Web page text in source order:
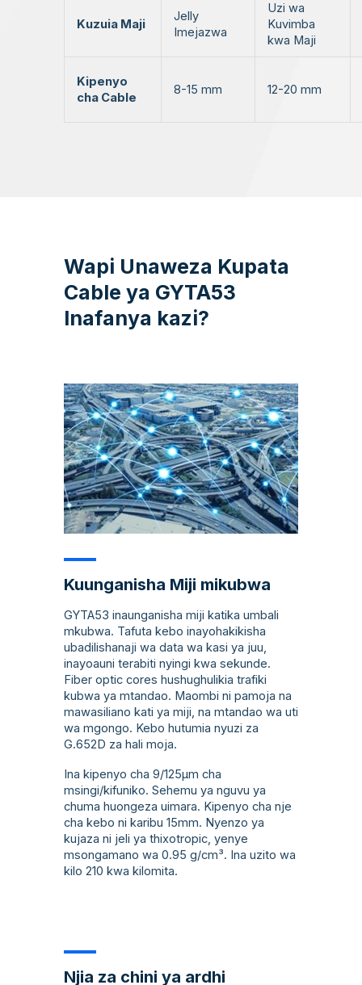
Kuzuia Maji
Jelly
Imejazwa
Uzi wa
Kuvimba
kwa Maji
Kipenyo
cha Cable
8-15 mm 12-20 mm
Wapi Unaweza Kupata
Cable ya GYTA53
Inafanya kazi?
Kuunganisha Miji mikubwa
GYTA53 inaunganisha miji katika umbali
mkubwa. Tafuta kebo inayohakikisha
ubadilishanaji wa data wa kasi ya juu,
inayoauni terabiti nyingi kwa sekunde.
Fiber optic cores hushughulikia trafiki
kubwa ya mtandao. Maombi ni pamoja na
mawasiliano kati ya miji, na mtandao wa uti
wa mgongo. Kebo hutumia nyuzi za
G.652D za hali moja.
Ina kipenyo cha 9/125µm cha
msingi/kifuniko. Sehemu ya nguvu ya
chuma huongeza uimara. Kipenyo cha nje
cha kebo ni karibu 15mm. Nyenzo ya
kujaza ni jeli ya thixotropic, yenye
msongamano wa 0.95 g/cm³. Ina uzito wa
kilo 210 kwa kilomita.
Njia za chini ya ardhi